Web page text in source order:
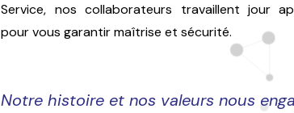
Service, nos collaborateurs travaillent jour
pour vous garantir maîtrise et sécurité.
Notre histoire et nos valeurs nous